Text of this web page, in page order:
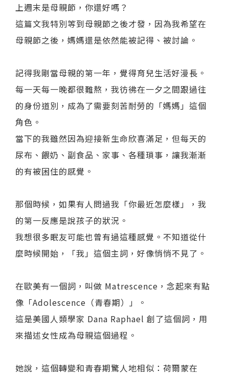
上週末是母親節，你還好嗎？
這篇文我特別等到母親節之後才發，因為我希望在
母親節之後，媽媽還是依然能被記得、被討論。
記得我剛當母親的第一年，覺得育兒生活好漫長。
每一天每一晚都很難熬，我彷彿在一夕之間跟過往
的身份道別，成為了需要刻苦耐勞的「媽媽」這個
角色。
當下的我雖然因為迎接新生命欣喜滿足，但每天的
尿布、餵奶、副食品、家事、各種瑣事，讓我漸漸
的有被困住的感覺。
那個時候，如果有人問過我「你最近怎麼樣」，我
的第一反應是說孩子的狀況。
我想很多眠友可能也曾有過這種感覺。不知道從什
麼時候開始，「我」這個主詞，好像悄悄不見了。
在歐美有一個詞，叫做 Matrescence，念起來有點
像「Adolescence（青春期）」。
這是美國人類學家 Dana Raphael 創了這個詞，用
來描述女性成為母親這個過程。
她說，這個轉變和青春期驚人地相似：荷爾蒙在